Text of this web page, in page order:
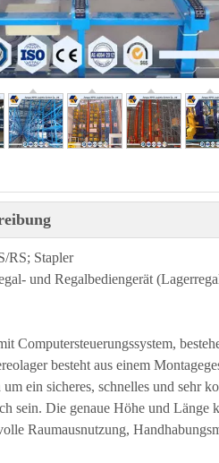
RS; Stapler
und Regalbediengerät
Computersteuerungssystem,
besteht aus einem
um ein sicheres, schnelles und sehr
sein. Die genaue Höhe und Länge
Raumausnutzung,